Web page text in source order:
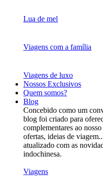
Lua de mel
Viagens com a família
Viagens de luxo
Nossos Exclusivos
Quem somos?
Blog
Concebido como um
blog foi criado para
complementares ao
ofertas, ideias de
atualizado com as
indochinesa.
Viagens